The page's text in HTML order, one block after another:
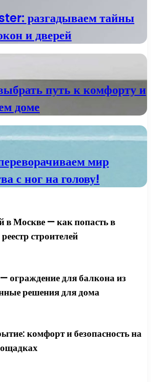
разгадываем тайны
и дверей
путь к комфорту и
доме
мир
с ног на голову!
в Москве — как попасть в
строителей
ограждение для балкона из
решения для дома
комфорт и безопасность на